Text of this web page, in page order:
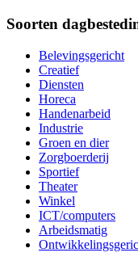
Soorten
Belevingsgericht
Creatief
Diensten
Horeca
Handenarbeid
Industrie
Groen en dier
Zorgboerderij
Sportief
Theater
Winkel
ICT/computers
Arbeidsmatig